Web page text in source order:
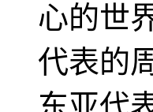
心的世
代表的